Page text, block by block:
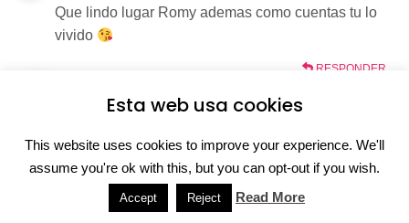
Que lindo lugar Romy ademas como cuentas tu lo
vivido
RESPONDER
RESPONDER
Esta web usa cookies
This website uses cookies to improve your experience. We'll
assume you're ok with this, but you can opt-out if you wish.
Accept Reject Read More